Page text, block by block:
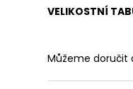
VELIKOSTNÍ
Můžeme doručit
DÁMSKÉ DVOUDÍLNÉ